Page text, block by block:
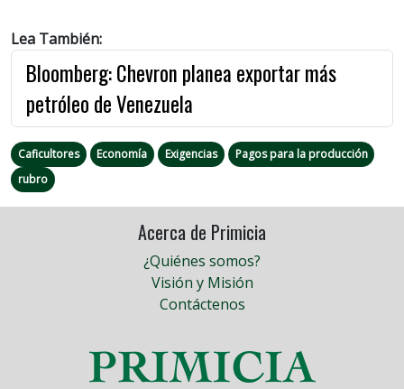
Lea También:
Bloomberg: Chevron planea exportar más
petróleo de Venezuela
Caficultores Economía Exigencias
Pagos para la producción
rubro
Acerca de Primicia
¿Quiénes somos?
Visión y Misión
Contáctenos